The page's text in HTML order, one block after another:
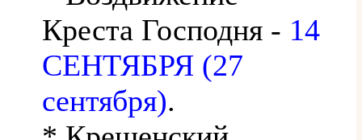
Креста Господня - 14
СЕНТЯБРЯ (27
сентября).